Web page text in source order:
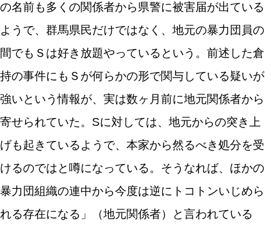
の名前も多くの関係者から県警に被害届が出ている
ようで、群馬県民だけではなく、地元の暴力団員の
間でもＳは好き放題やっているという。前述した倉
持の事件にもＳが何らかの形で関与している疑いが
強いという情報が、実は数ヶ月前に地元関係者から
寄せられていた。Sに対しては、地元からの突き上
げも起きているようで、本家から然るべき処分を受
けるのではと噂になっている。そうなれば、ほかの
暴力団組織の連中から今度は逆にトコトンいじめら
れる存在になる」（地元関係者）と言われている